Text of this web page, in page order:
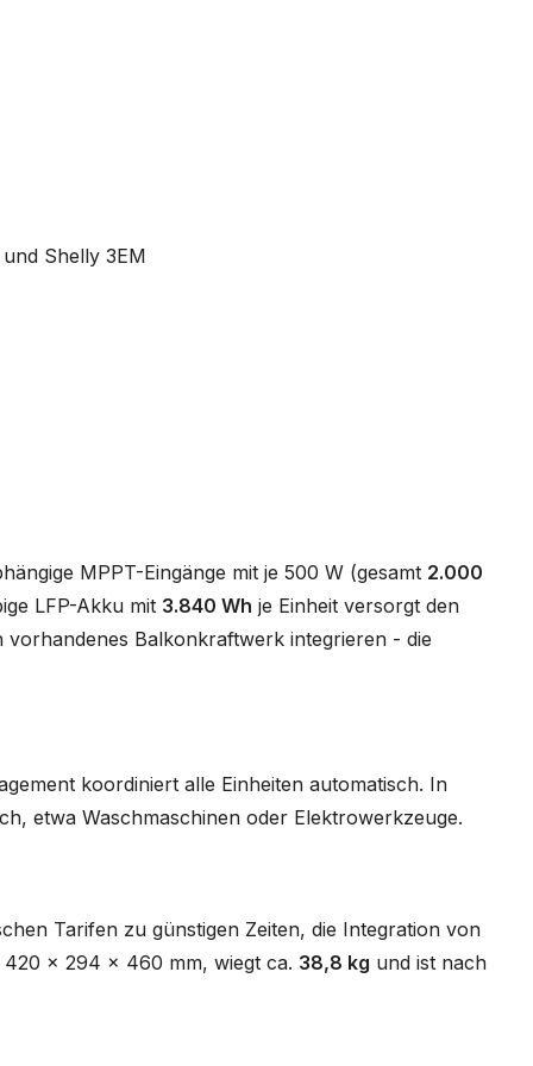
Shelly 3EM
MPPT-Eingänge mit je 500 W (gesamt 2.000
LFP-Akku mit 3.840 Wh je Einheit versorgt den
Balkonkraftwerk integrieren - die
koordiniert alle Einheiten automatisch. In
etwa Waschmaschinen oder Elektrowerkzeuge.
Tarifen zu günstigen Zeiten, die Integration von
420 x 294 x 460 mm, wiegt ca. 38,8 kg und ist nach